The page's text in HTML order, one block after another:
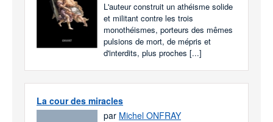
L'auteur construit un athéisme solide
et militant contre les trois
monothéismes, porteurs des mêmes
pulsions de mort, de mépris et
d'interdits, plus proches [...]
La cour des miracles
par Michel ONFRAY